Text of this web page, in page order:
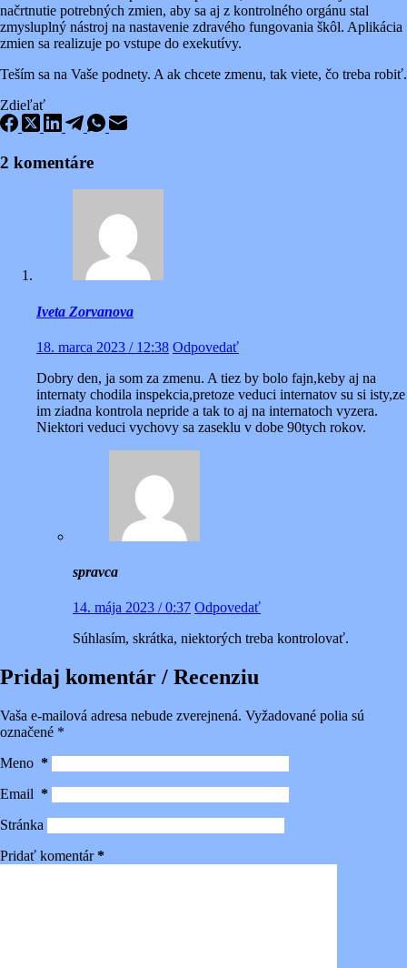
načrtnutie potrebných zmien, aby sa aj z kontrolného orgánu stal
zmysluplný nástroj na nastavenie zdravého fungovania škôl. Aplikácia
zmien sa realizuje po vstupe do exekutívy.
Teším sa na Vaše podnety. A ak chcete zmenu, tak viete, čo treba robiť.
Zdieľať
2 komentáre
Iveta Zorvanova
18. marca 2023 / 12:38 Odpovedať
Dobry den, ja som za zmenu. A tiez by bolo fajn,keby aj na
internaty chodila inspekcia,pretoze veduci internatov su si isty,ze
im ziadna kontrola nepride a tak to aj na internatoch vyzera.
Niektori veduci vychovy sa zaseklu v dobe 90tych rokov.
spravca
14. mája 2023 / 0:37 Odpovedať
Súhlasím, skrátka, niektorých treba kontrolovať.
Pridaj komentár / Recenziu
Vaša e-mailová adresa nebude zverejnená. Vyžadované polia sú
označené *
Meno *
Email *
Stránka
Pridať komentár*